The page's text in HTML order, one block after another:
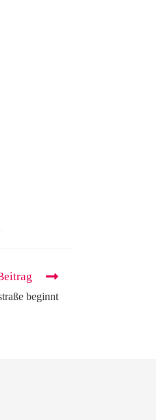
beginnt